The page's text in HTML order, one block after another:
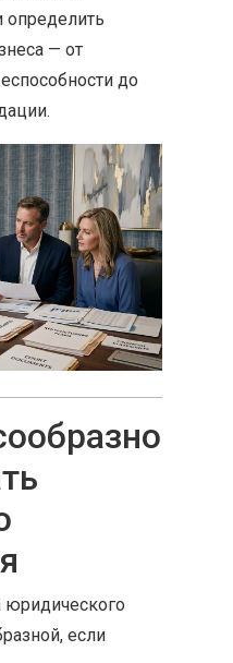
определить
— от
до
юридического
если